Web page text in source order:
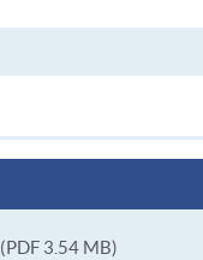
(PDF 3.54 MB)